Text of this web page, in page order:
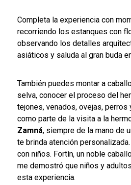
Completa la experiencia con
recorriendo los estanques con
observando los detalles
asiáticos y saluda al gran buda
También puedes montar a
selva, conocer el proceso del
tejones, venados, ovejas, perros
como parte de la visita a la
Zamná, siempre de la mano de
te brinda atención
con niños. Fortín, un noble
me demostró que niños y
esta experiencia.